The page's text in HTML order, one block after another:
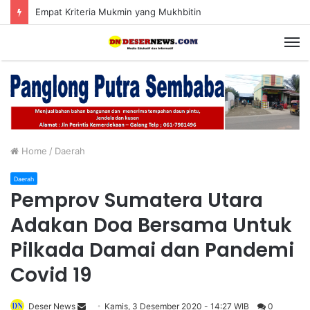
Empat Kriteria Mukmin yang Mukhbitin
Home / Daerah
Daerah
Pemprov Sumatera Utara
Adakan Doa Bersama Untuk
Pilkada Damai dan Pandemi
Covid 19
Deser News Kamis, 3 Desember 2020 - 14:27 WIB 0